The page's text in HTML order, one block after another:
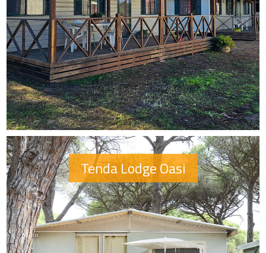
Tenda Lodge Oasi